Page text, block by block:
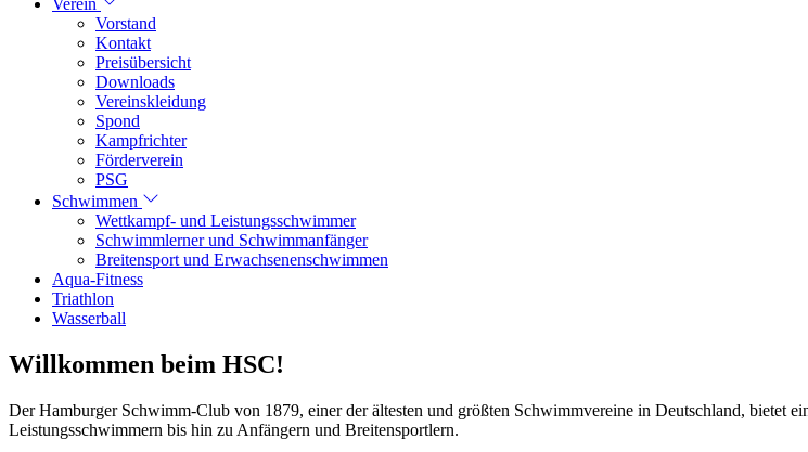
Verein
Vorstand
Kontakt
Preisübersicht
Downloads
Vereinskleidung
Spond
Kampfrichter
Förderverein
PSG
Schwimmen
Wettkampf- und Leistungsschwimmer
Schwimmlerner und Schwimmanfänger
Breitensport und Erwachsenenschwimmen
Aqua-Fitness
Triathlon
Wasserball
Willkommen beim HSC!
Der Hamburger Schwimm-Club von 1879, einer der ältesten und größten Schwimmvereine in Deutschland, bietet
Leistungsschwimmern bis hin zu Anfängern und Breitensportlern.